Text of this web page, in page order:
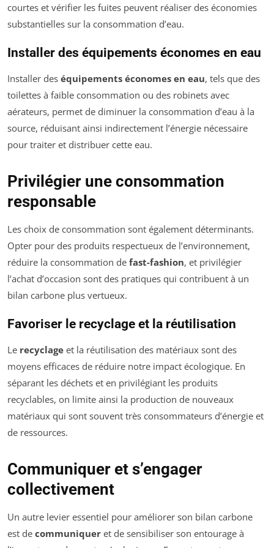
courtes et vérifier les fuites peuvent réaliser des économies
substantielles sur la consommation d’eau.
Installer des équipements économes en eau
Installer des équipements économes en eau, tels que des
toilettes à faible consommation ou des robinets avec
aérateurs, permet de diminuer la consommation d’eau à la
source, réduisant ainsi indirectement l’énergie nécessaire
pour traiter et distribuer cette eau.
Privilégier une consommation
responsable
Les choix de consommation sont également déterminants.
Opter pour des produits respectueux de l’environnement,
réduire la consommation de fast-fashion, et privilégier
l’achat d’occasion sont des pratiques qui contribuent à un
bilan carbone plus vertueux.
Favoriser le recyclage et la réutilisation
Le recyclage et la réutilisation des matériaux sont des
moyens efficaces de réduire notre impact écologique. En
séparant les déchets et en privilégiant les produits
recyclables, on limite ainsi la production de nouveaux
matériaux qui sont souvent très consommateurs d’énergie et
de ressources.
Communiquer et s’engager
collectivement
Un autre levier essentiel pour améliorer son bilan carbone
est de communiquer et de sensibiliser son entourage à